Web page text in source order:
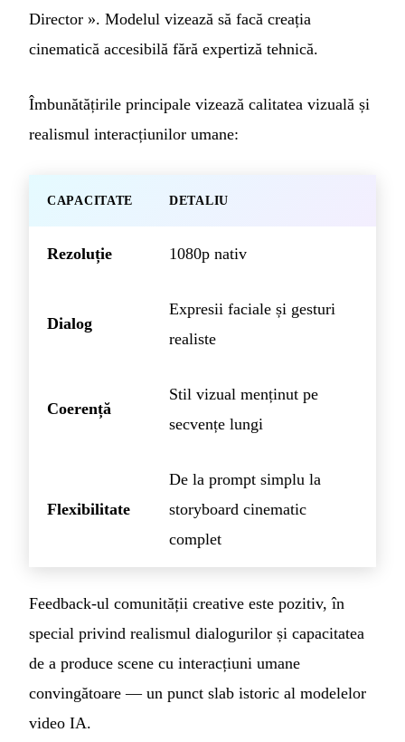
Director ». Modelul vizează să facă creația
cinematică accesibilă fără expertiză tehnică.
Îmbunătățirile principale vizează calitatea vizuală și
realismul interacțiunilor umane:
CAPACITATE DETALIU
Rezoluție 1080p nativ
Dialog
Expresii faciale și gesturi
realiste
Coerență
Stil vizual menținut pe
secvențe lungi
Flexibilitate
De la prompt simplu la
storyboard cinematic
complet
Feedback-ul comunității creative este pozitiv, în
special privind realismul dialogurilor și capacitatea
de a produce scene cu interacțiuni umane
convingătoare — un punct slab istoric al modelelor
video IA.